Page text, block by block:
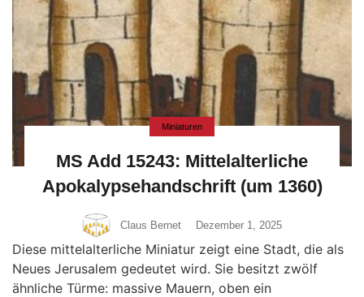
Miniaturen
MS Add 15243: Mittelalterliche
Apokalypsehandschrift (um 1360)
Claus Bernet Dezember 1, 2025
Diese mittelalterliche Miniatur zeigt eine Stadt, die als
Neues Jerusalem gedeutet wird. Sie besitzt zwölf
ähnliche Türme: massive Mauern, oben ein